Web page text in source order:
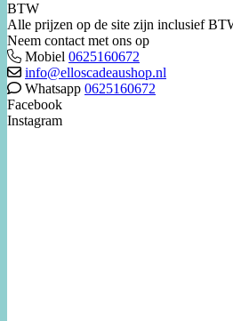
BTW
Alle prijzen op de site zijn inclusief
Neem contact met ons op
Mobiel 0625160672
info@elloscadeaushop.nl
Whatsapp 0625160672
Facebook
Instagram